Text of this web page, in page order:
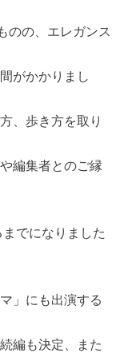
のの、エレガンス
がかかりまし
、歩き方を取り
編集者とのご縁
でになりました
」にも出演する
編も決定、また